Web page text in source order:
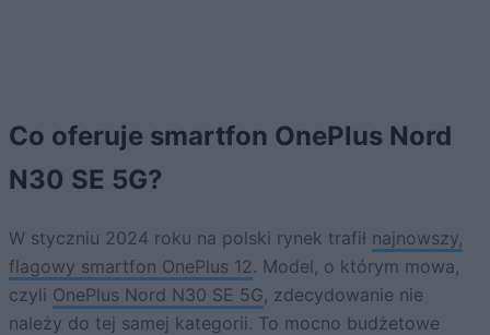
Co oferuje smartfon OnePlus Nord
N30 SE 5G?
W styczniu 2024 roku na polski rynek trafił najnowszy,
flagowy smartfon OnePlus 12 . Model, o którym mowa,
czyli OnePlus Nord N30 SE 5G, zdecydowanie nie
należy do tej samej kategorii. To mocno budżetowe